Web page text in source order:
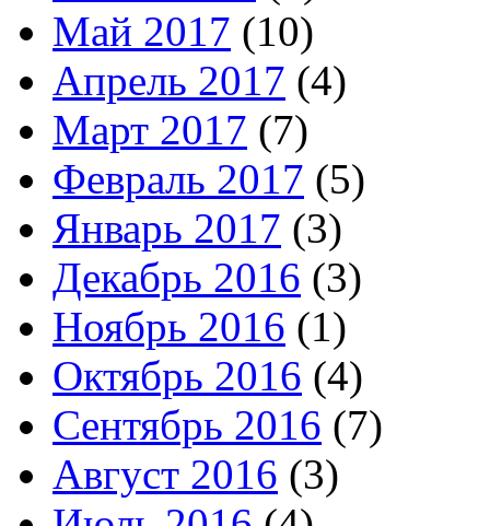
Май 2017 (10)
Апрель 2017 (4)
Март 2017 (7)
Февраль 2017 (5)
Январь 2017 (3)
Декабрь 2016 (3)
Ноябрь 2016 (1)
Октябрь 2016 (4)
Сентябрь 2016 (7)
Август 2016 (3)